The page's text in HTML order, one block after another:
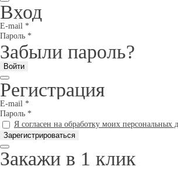
Вход
E-mail *
Пароль *
Забыли пароль?
Регистрация
E-mail *
Пароль *
Я согласен на обработку моих персональных
Закажи в 1 клик